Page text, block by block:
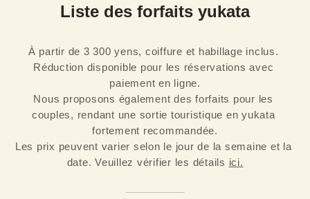
Liste des forfaits yukata
À partir de 3 300 yens, coiffure et habillage inclus.
Réduction disponible pour les réservations avec
paiement en ligne.
Nous proposons également des forfaits pour les
couples, rendant une sortie touristique en yukata
fortement recommandée.
Les prix peuvent varier selon le jour de la semaine et la
date. Veuillez vérifier les détails ici.